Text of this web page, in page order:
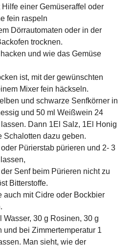
Hilfe einer Gemüseraffel oder
fein raspeln
Dörrautomaten oder in der
trocknen.
und wie das Gemüse
ist, mit der gewünschten
Mixer fein häckseln.
und schwarze Senfkörner in
und 50 ml Weißwein 24
Dann 1El Salz, 1El Honig
Schalotten dazu geben.
Pürierstab pürieren und 2- 3
Senf beim Pürieren nicht zu
Bitterstoffe.
auch mit Cidre oder Bockbier
Wasser, 30 g Rosinen, 30 g
und bei Zimmertemperatur 1
Man sieht, wie der